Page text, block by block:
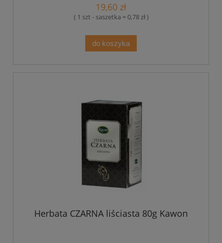
19,60 zł
( 1 szt - saszetka = 0,78 zł )
do koszyka
Herbata CZARNA liściasta 80g Kawon